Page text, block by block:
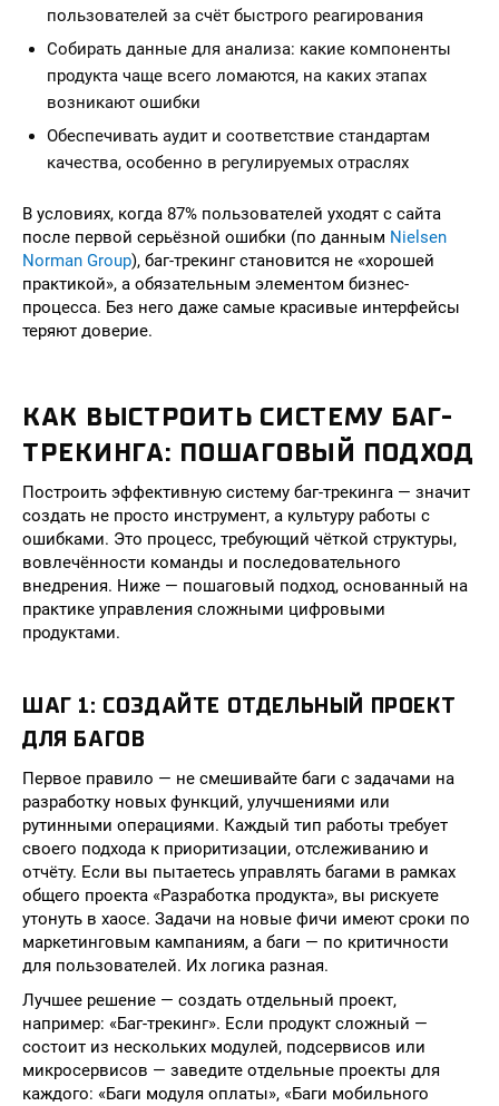
пользователей за счёт быстрого реагирования
Собирать данные для анализа: какие компоненты
продукта чаще всего ломаются, на каких этапах
возникают ошибки
Обеспечивать аудит и соответствие стандартам
качества, особенно в регулируемых отраслях
В условиях, когда 87% пользователей уходят с сайта
после первой серьёзной ошибки (по данным Nielsen
Norman Group), баг-трекинг становится не «хорошей
практикой», а обязательным элементом бизнес-
процесса. Без него даже самые красивые интерфейсы
теряют доверие.
КАК ВЫСТРОИТЬ СИСТЕМУ БАГ-
ТРЕКИНГА: ПОШАГОВЫЙ ПОДХОД
Построить эффективную систему баг-трекинга — значит
создать не просто инструмент, а культуру работы с
ошибками. Это процесс, требующий чёткой структуры,
вовлечённости команды и последовательного
внедрения. Ниже — пошаговый подход, основанный на
практике управления сложными цифровыми
продуктами.
ШАГ 1: СОЗДАЙТЕ ОТДЕЛЬНЫЙ ПРОЕКТ
ДЛЯ БАГОВ
Первое правило — не смешивайте баги с задачами на
разработку новых функций, улучшениями или
рутинными операциями. Каждый тип работы требует
своего подхода к приоритизации, отслеживанию и
отчёту. Если вы пытаетесь управлять багами в рамках
общего проекта «Разработка продукта», вы рискуете
утонуть в хаосе. Задачи на новые фичи имеют сроки по
маркетинговым кампаниям, а баги — по критичности
для пользователей. Их логика разная.
Лучшее решение — создать отдельный проект,
например: «Баг-трекинг». Если продукт сложный —
состоит из нескольких модулей, подсервисов или
микросервисов — заведите отдельные проекты для
каждого: «Баги модуля оплаты», «Баги мобильного